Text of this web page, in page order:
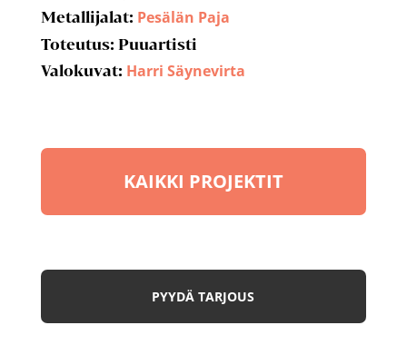
Metallijalat: Pesälän Paja
Toteutus: Puuartisti
Valokuvat: Harri Säynevirta
KAIKKI PROJEKTIT
PYYDÄ TARJOUS